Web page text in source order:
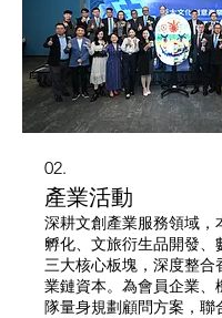
02.
產業活動
深耕文創產業服務領域，
孵化、文旅衍生品開發、
三大核心板塊，深度整合
業鏈資本。為會員企業、
隊量身規劃顧問方案，聯